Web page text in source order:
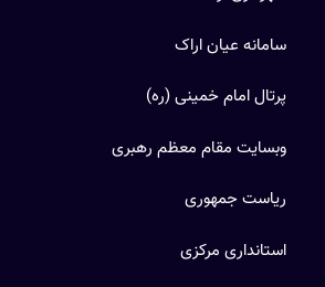
سامانه عیان اراک
پرتال امام خمینی (ره)
وبسایت مقام معظم رهبری
ریاست جمهوری
استانداری مرکزی